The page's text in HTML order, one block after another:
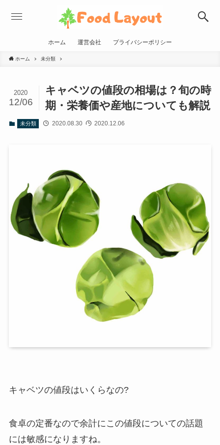
ホーム 運営会社 プライバシーポリシー
ホーム 未分類
キャベツの値段の相場は？旬の時
期・栄養価や産地についても解説
2020
12/06
未分類 2020.08.30 2020.12.06
キャベツの値段はいくらなの?
食卓の定番なので余計にこの値段についての話題
には敏感になりますね。